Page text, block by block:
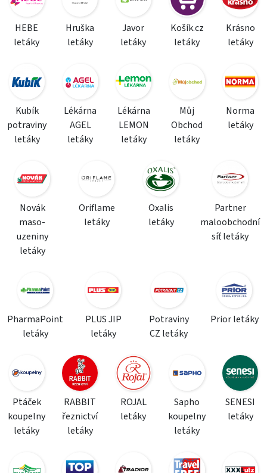
HEBE
letáky
Hruška
letáky
Javor
letáky
Košík.cz
letáky
Krásno
letáky
Kubík
potraviny
letáky
Lékárna
AGEL
letáky
Lékárna
LEMON
letáky
Můj
Obchod
letáky
Norma
letáky
Novák
maso-
uzeniny
letáky
Oriflame
letáky
Oxalis
letáky
Partner
maloobchodní
síť letáky
PharmaPoint
letáky
PLUS JIP
letáky
Potraviny
CZ letáky
Prior letáky
Ptáček
koupelny
letáky
RABBIT
řeznictví
letáky
ROJAL
letáky
Sapho
koupelny
letáky
SENESI
letáky